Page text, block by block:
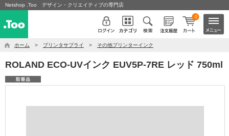
Netshop .Too デザイン・クリエイティブの専門店
0
ホーム > プリンタサプライ > その他プリンターインク
ROLAND ECO-UVインク EUV5P-7RE レッド 750ml